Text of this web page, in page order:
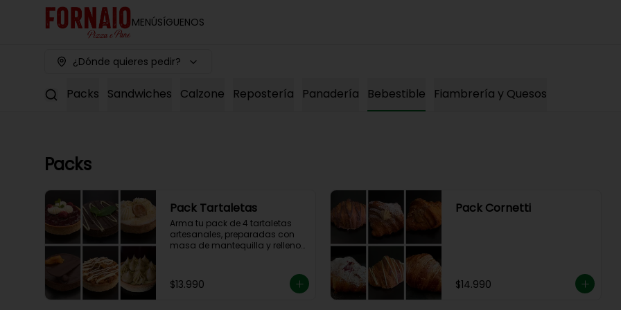
MENÚSÍGUENOS
¿Dónde quieres pedir?
Packs Sandwiches Calzone Repostería Panadería Bebestible Fiambrería y Quesos
Packs
Pack Tartaletas
Arma tu pack de 4 tartaletas
artesanales, preparadas con
masa de mantequilla y rellenos
opciones disponibles para
completar tu pack.
$13.990
Pack Cornetti
$14.990